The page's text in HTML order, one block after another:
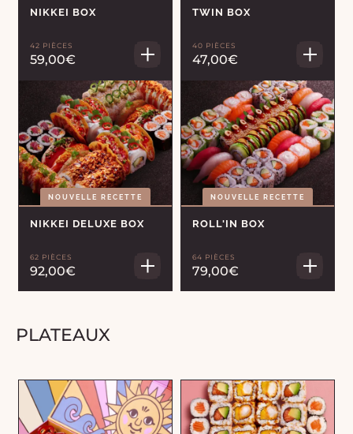
NIKKEI BOX
42 PIÈCES
59,00€
TWIN BOX
40 PIÈCES
47,00€
NOUVELLE RECETTE
NIKKEI DELUXE BOX
62 PIÈCES
92,00€
NOUVELLE RECETTE
ROLL'IN BOX
64 PIÈCES
79,00€
PLATEAUX